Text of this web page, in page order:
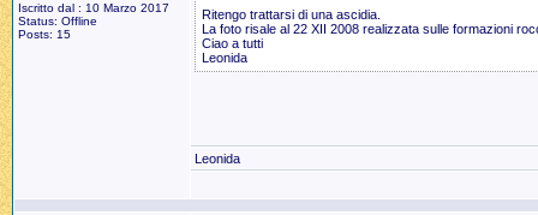
Iscritto dal : 10 Marzo 2017
Status: Offline
Posts: 15
Ritengo trattarsi di una ascidia.
La foto risale al 22 XII 2008 realizzata sulle formazioni
Ciao a tutti
Leonida
Leonida